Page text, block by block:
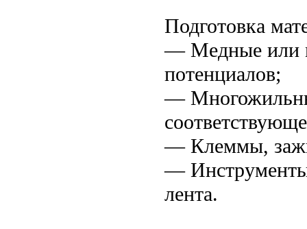
Подготовка
— Медные или
потенциалов;
—
— Клеммы,
— Инструменты:
лента.